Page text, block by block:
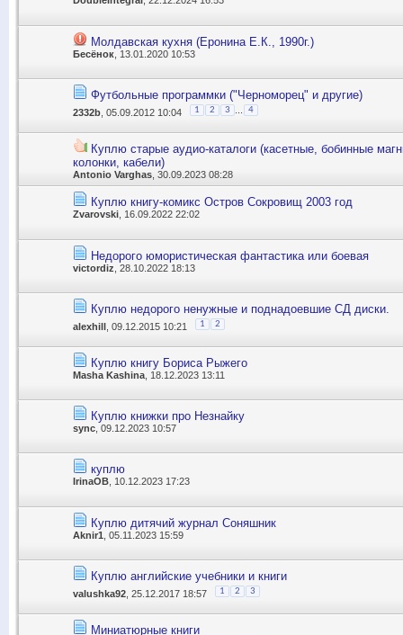
Молдавская кухня (Еронина Е.К., 1990г.)
Бесёнок , 13.01.2020 10:53
Футбольные программки ("Черноморец" и другие)
2332b , 05.09.2012 10:04 1 2 3 4
Куплю старые аудио-каталоги (касетные, бобинные
колонки, кабели)
Antonio Varghas , 30.09.2023 08:28
Куплю книгу-комикс Остров Сокровищ 2003 год
Zvarovski , 16.09.2022 22:02
Недорого юмористическая фантастика или боевая
victordiz , 28.10.2022 18:13
Куплю недорого ненужные и поднадоевшие СД диски.
alexhill , 09.12.2015 10:21 1 2
Куплю книгу Бориса Рыжего
Masha Kashina , 18.12.2023 13:11
Куплю книжки про Незнайку
sync , 09.12.2023 10:57
куплю
IrinaOB, 10.12.2023 17:23
Куплю дитячий журнал Соняшник
Aknir1 , 05.11.2023 15:59
Куплю английские учебники и книги
valushka92 , 25.12.2017 18:57 1 2 3
Миниатюрные книги